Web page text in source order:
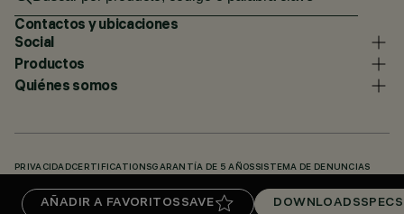
AÑADIR A FAVORITOS SAVE DOWNLOADSSPECS
Contactos y ubicaciones
Social
Productos
Quiénes somos
PRIVACIDADCERTIFICATIONSGARANTÍA DE 5 AÑOS SISTEMA DE DENUNCIAS
KNOWLEDGE BASE (LOGIN REQUIRED)DOWNLOADS